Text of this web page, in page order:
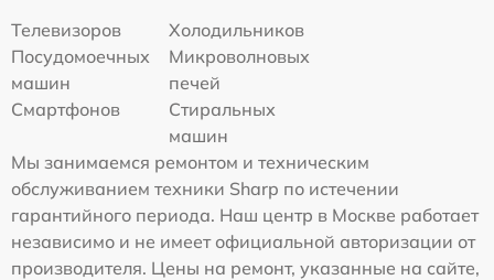
Телевизоров
Холодильников
Посудомоечных
машин
Микроволновых
печей
Смартфонов
Стиральных
машин
Мы занимаемся ремонтом и техническим
обслуживанием техники Sharp по истечении
гарантийного периода. Наш центр в Москве работает
независимо и не имеет официальной авторизации от
производителя. Цены на ремонт, указанные на сайте,